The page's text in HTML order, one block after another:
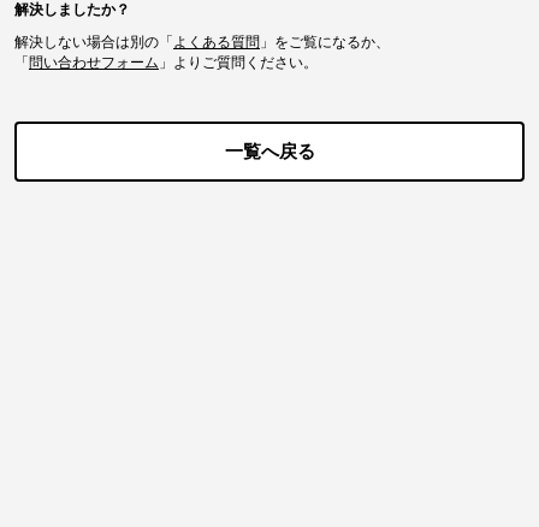
解決しましたか？
解決しない場合は別の「 よくある質問 」をご覧になるか、
「 問い合わせフォーム 」よりご質問ください。
一覧へ戻る